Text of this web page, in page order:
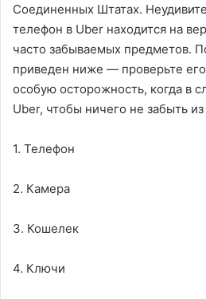
Соединенных Штатах.
телефон в Uber находится на
часто забываемых предметов.
приведен ниже — проверьте
особую осторожность, когда в
Uber, чтобы ничего не забыть из
1. Телефон
2. Камера
3. Кошелек
4. Ключи